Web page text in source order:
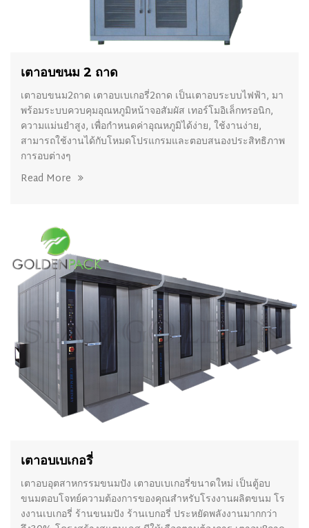
เตาอบขนม 2 ถาด
เตาอบขนม2ถาด เตาอบเบเกอรี่2ถาด เป็นเตาอบระบบไฟฟ้า, มา
พร้อมระบบควบคุมอุณหภูมิหน้าจอสัมผัส เทอร์โมอิเล็กทรอนิก,
ความแม่นยำสูง, เพื่อกำหนดค่าอุณหภูมิได้ง่าย, ใช้งานง่าย,
สามารถใช้งานได้กับโหมดโปรแกรมและตอบสนองประสิทธิภาพ
การอบต่างๆ
Read More
เตาอบเบเกอรี่
เตาอบอุตสาหกรรมขนมปัง เตาอบเบเกอรี่ขนาดใหม่ เป็นตู้อบ
ขนมตอบโจทย์ความต้องการของคุณสำหรับโรงงานผลิตขนม โร
งงานเบเกอรี่ ร้านขนมปัง ร้านเบกอรี่ ประหยัดพลังงานมากกว่า